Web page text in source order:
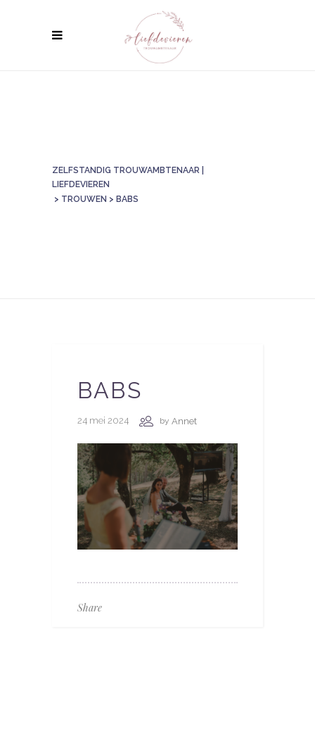
ZELFSTANDIG TROUWAMBTENAAR |
LIEFDEVIEREN
> TROUWEN > BABS
BABS
24 mei 2024 by Annet
Share